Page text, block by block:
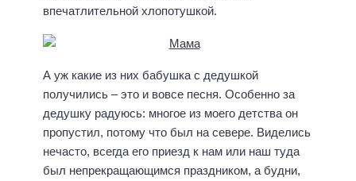
впечатлительной хлопотушкой.
А уж какие из них бабушка с дедушкой
получились – это и вовсе песня. Особенно за
дедушку радуюсь: многое из моего детства он
пропустил, потому что был на севере. Виделись
нечасто, всегда его приезд к нам или наш туда
был непрекращающимся праздником, а будни,